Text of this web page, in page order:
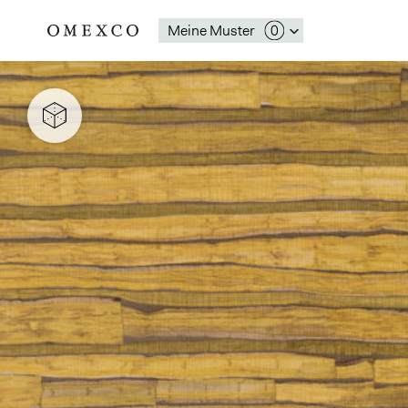
Meine Muster